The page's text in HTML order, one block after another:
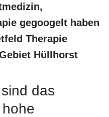
gegoogelt haben
Therapie
Hüllhorst
das